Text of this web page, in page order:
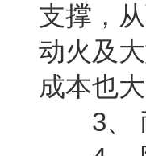
支撑，
动火及
成本也
3、 耐